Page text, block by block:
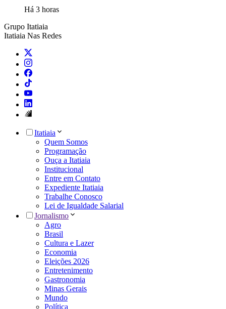
Há 3 horas
Grupo Itatiaia
Itatiaia Nas Redes
Itatiaia
Quem Somos
Programação
Ouça a Itatiaia
Institucional
Entre em Contato
Expediente Itatiaia
Trabalhe Conosco
Lei de Igualdade Salarial
Jornalismo
Agro
Brasil
Cultura e Lazer
Economia
Eleições 2026
Entretenimento
Gastronomia
Minas Gerais
Mundo
Política